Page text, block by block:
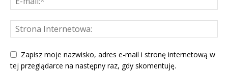
Zapisz moje nazwisko, adres e-mail i stronę internetową w
tej przeglądarce na następny raz, gdy skomentuję.